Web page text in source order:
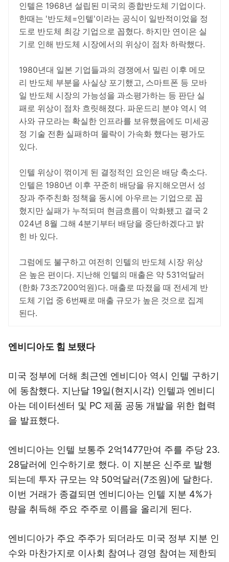
인텔은 1968년 설립된 미국의 종합반도체 기업이다.
한때는 '반도체=인텔'이라는 공식이 일반적이었을 정
도로 반도체 최강 기업으로 꼽혔다. 하지만 연이은 실
기로 인해 반도체 시장에서의 위상이 점차 하락했다.
1980년대 일본 기업들과의 경쟁에서 밀린 이후 메모
리 반도체 부분을 사실상 포기했고, 스마트폰 등 모바
일 반도체 시장의 가능성을 과소평가하는 등 판단 실
패로 위상이 점차 흐릿해졌다. 파운드리 분야 역시 역
사와 규모라는 확실한 인프라를 보유했음에도 미세공
정 기술 전환 실패하며 몰락이 가속화 했다는 평가도
있다.
인텔 위상이 꺾이게 된 결정적인 요인은 배당 축소다.
인텔은 1980년 이후 꾸준히 배당을 유지해오면서 성
장과 주주친화 정책을 동시에 아우르는 기업으로 꼽
혔지만 실패가 누적되며 현금흐름이 악화됐고 결국 2
024년 8월 그해 4분기부터 배당을 중단하겠다고 밝
힌 바 있다.
그럼에도 불구하고 여전히 인텔의 반도체 시장 위상
은 높은 편이다. 지난해 인텔의 매출은 약 531억달러
(한화 73조7200억원)다. 매출로 따졌을 때 전세계 반
도체 기업 중 6번째로 매출 규모가 높은 것으로 집계
된다.
엔비디아도 힘 보탰다
미국 정부에 더해 최근엔 엔비디아 역시 인텔 구하기
에 동참했다. 지난달 19일(현지시각) 인텔과 엔비디
아는 데이터센터 및 PC 제품 공동 개발을 위한 협력
을 발표했다.
엔비디아는 인텔 보통주 2억1477만여 주를 주당 23.
28달러에 인수하기로 했다. 이 지분은 신주로 발행
되는데 투자 규모는 약 50억달러(7조원)에 달한다.
이번 거래가 종결되면 엔비디아는 인텔 지분 4%가
량을 취득해 주요 주주로 이름을 올리게 된다.
엔비디아가 주요 주주가 되더라도 미국 정부 지분 인
수와 마찬가지로 이사회 참여나 경영 참여는 제한되